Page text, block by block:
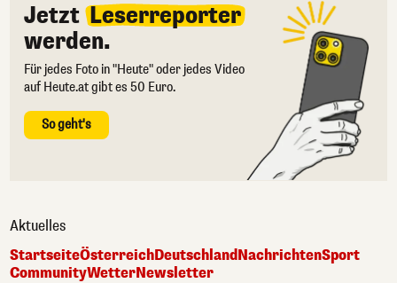
Jetzt Leserreporter
werden.
Für jedes Foto in "Heute" oder jedes Video
auf Heute.at gibt es 50 Euro.
So geht's
Aktuelles
StartseiteÖsterreichDeutschlandNachrichtenSport
CommunityWetterNewsletter